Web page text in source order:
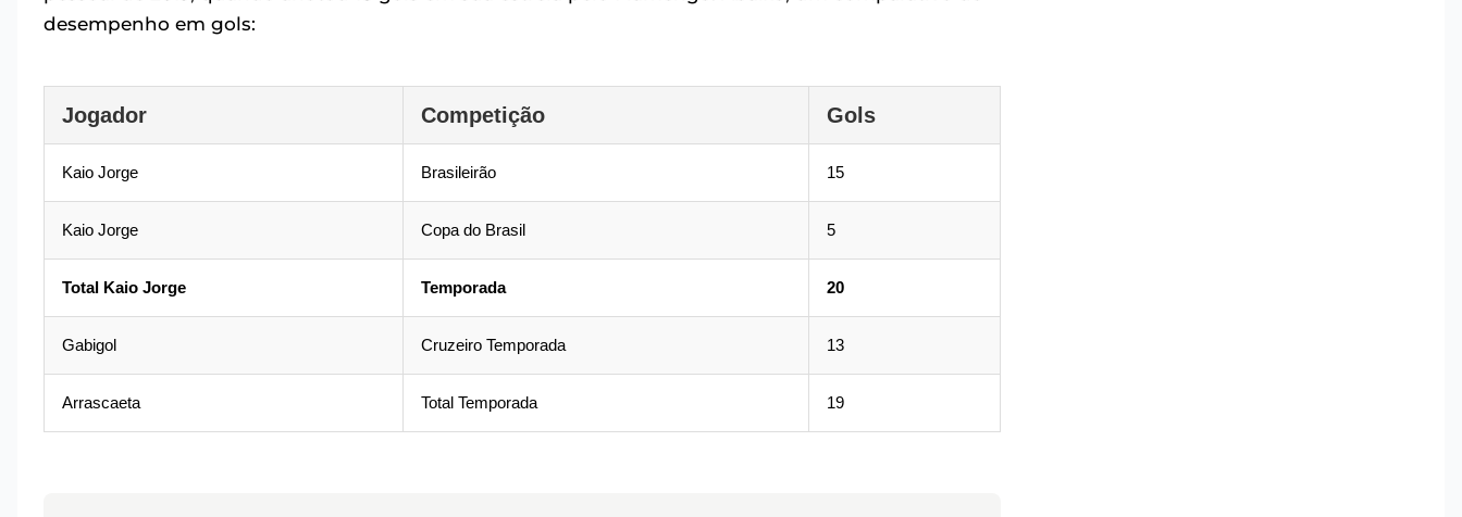
desempenho em gols:
Jogador Competição Gols
Kaio Jorge Brasileirão 15
Kaio Jorge Copa do Brasil 5
Total Kaio Jorge Temporada 20
Gabigol Cruzeiro Temporada 13
Arrascaeta Total Temporada 19